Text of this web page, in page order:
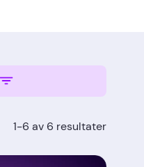
1-6 av 6 resultater